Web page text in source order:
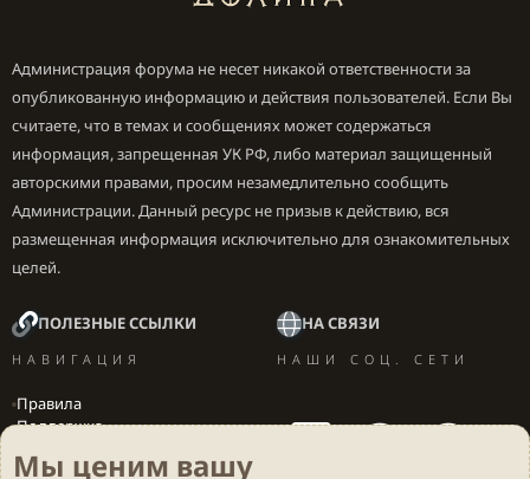
Администрация форума не несет никакой ответственности за
опубликованную информацию и действия пользователей. Если Вы
считаете, что в темах и сообщениях может содержаться
информация, запрещенная УК РФ, либо материал защищенный
авторскими правами, просим незамедлительно сообщить
Администрации. Данный ресурс не призыв к действию, вся
размещенная информация исключительно для ознакомительных
целей.
ПОЛЕЗНЫЕ ССЫЛКИ
НАВИГАЦИЯ
Правила
Поддержка
Локализация игр
НА СВЯЗИ
НАШИ СОЦ. СЕТИ
Мы ценим вашу